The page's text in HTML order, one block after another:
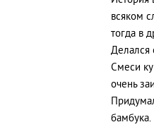
всяком
тогда в
Делался
Смеси
очень